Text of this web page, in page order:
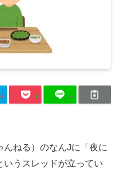
んねる）のなんJに「夜に
いうスレッドが立ってい